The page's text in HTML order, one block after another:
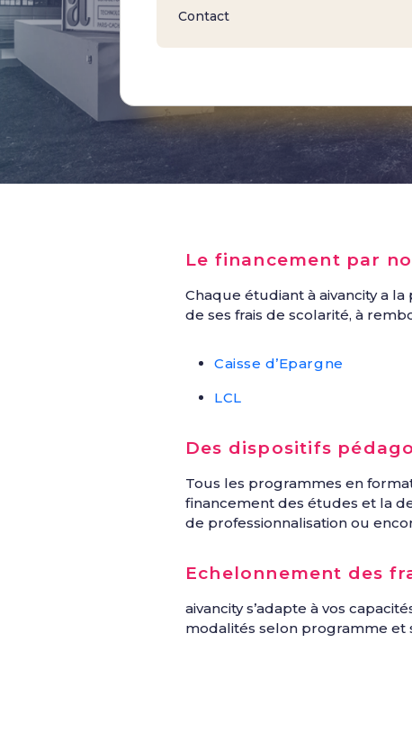
Contact
Le financement par
Chaque étudiant à aivancity a
de ses frais de scolarité, à
Caisse d’Epargne
LCL
Des dispositifs
Tous les programmes en
financement des études et la
de professionnalisation ou
Echelonnement des
aivancity s’adapte à vos
modalités selon programme et